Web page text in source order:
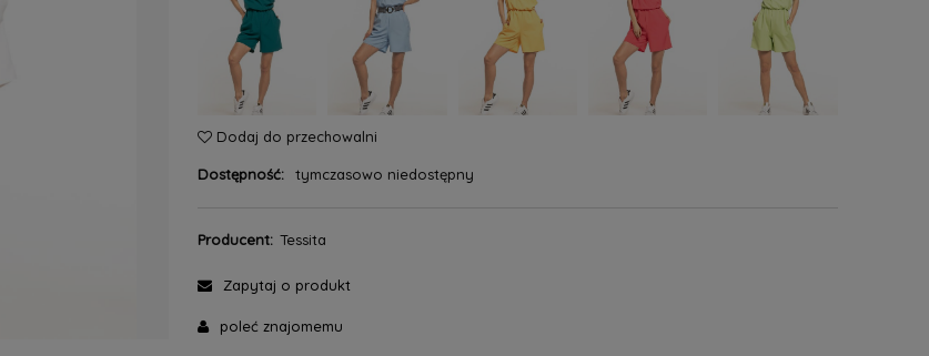
Dodaj do przechowalni
Dostępność: tymczasowo niedostępny
Producent: Tessita
Zapytaj o produkt
poleć znajomemu